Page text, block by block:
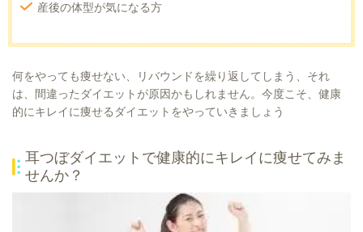
産後の体型が気になる方
何をやっても痩せない、リバウンドを繰り返してしまう、それ
は、間違ったダイエットが原因かもしれません。今度こそ、健康
的にキレイに痩せるダイエットをやっていきましょう
耳つぼダイエットで健康的にキレイに痩せてみま
せんか？